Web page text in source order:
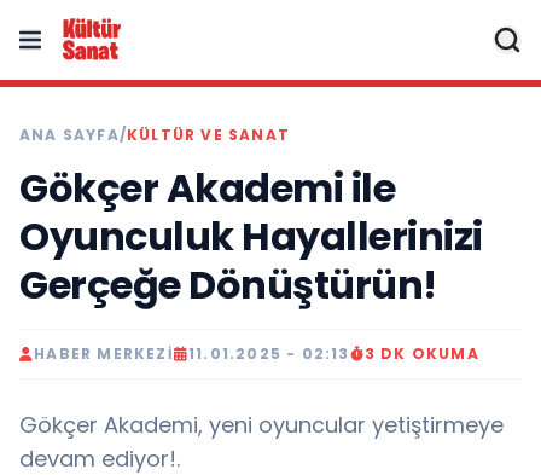
ANA SAYFA/KÜLTÜR VE SANAT
Gökçer Akademi ile
Oyunculuk Hayallerinizi
Gerçeğe Dönüştürün!
HABER MERKEZI 11.01.2025 - 02:13 3 DK OKUMA
Gökçer Akademi, yeni oyuncular yetiştirmeye
devam ediyor!.